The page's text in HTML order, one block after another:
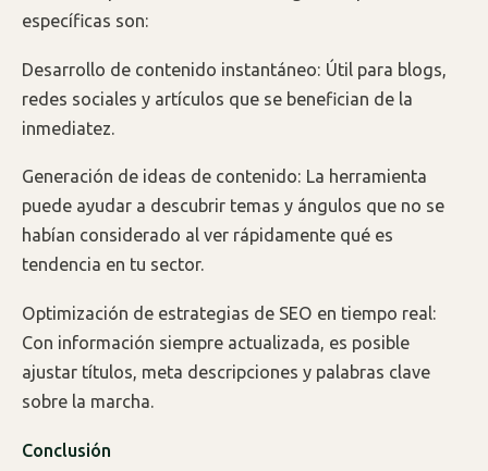
específicas son:
Desarrollo de contenido instantáneo: Útil para blogs,
redes sociales y artículos que se benefician de la
inmediatez.
Generación de ideas de contenido: La herramienta
puede ayudar a descubrir temas y ángulos que no se
habían considerado al ver rápidamente qué es
tendencia en tu sector.
Optimización de estrategias de SEO en tiempo real:
Con información siempre actualizada, es posible
ajustar títulos, meta descripciones y palabras clave
sobre la marcha.
Conclusión